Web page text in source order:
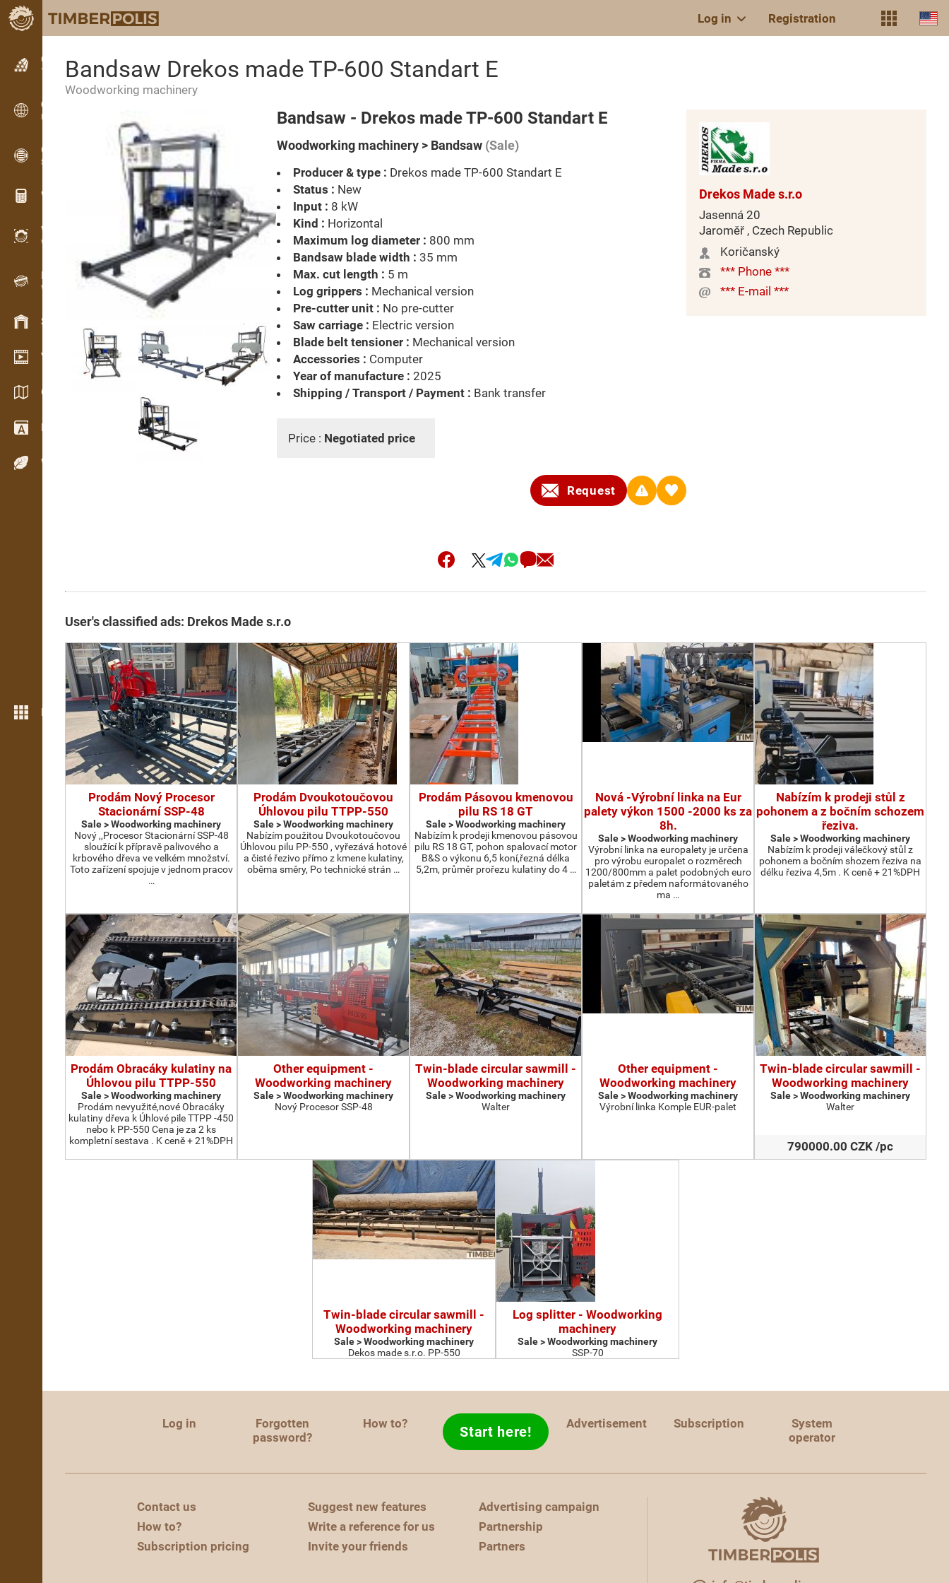
Log in Registration
Classifieds
Text classifieds
Classifieds
International classifieds
OPTI-TIMB
Sawing patterns
Wood calculators
WoodProfi
Wood volume with AI
Recorder
Wood inventory in the field
Stock management
Video showroom
Catalogs / Brochures
Dictionary
Wood Species
More features
Bandsaw Drekos made TP-600 Standart E
Woodworking machinery
Bandsaw - Drekos made TP-600 Standart E
Woodworking machinery > Bandsaw (Sale)
Producer & type : Drekos made TP-600 Standart E
Status : New
Input : 8 kW
Kind : Horizontal
Maximum log diameter : 800 mm
Bandsaw blade width : 35 mm
Max. cut length : 5 m
Log grippers : Mechanical version
Pre-cutter unit : No pre-cutter
Saw carriage : Electric version
Blade belt tensioner : Mechanical version
Accessories : Computer
Year of manufacture : 2025
Shipping / Transport / Payment : Bank transfer
Price : Negotiated price
Request
Drekos Made s.r.o
Jasenná 20
Jaroměř , Czech Republic
Koričanský
*** Phone ***
*** E-mail ***
User's classified ads: Drekos Made s.r.o
Prodám Nový Procesor
Stacionární SSP-48
Sale > Woodworking machinery
Nový ,,Procesor Stacionární SSP-48
sloužící k přípravě palivového a
krbového dřeva ve velkém množství.
Toto zařízení spojuje v jednom pracov
…
Prodám Dvoukotoučovou
Úhlovou pilu TTPP-550
Sale > Woodworking machinery
Nabízím použitou Dvoukotoučovou
Úhlovou pilu PP-550 , vyřezává hotové
a čisté řezivo přímo z kmene kulatiny,
oběma směry, Po technické strán …
Prodám Pásovou kmenovou
pilu RS 18 GT
Sale > Woodworking machinery
Nabízím k prodeji kmenovou pásovou
pilu RS 18 GT, pohon spalovací motor
B&S o výkonu 6,5 koní,řezná délka
5,2m, průměr prořezu kulatiny do 4 …
Nová -Výrobní linka na Eur
palety výkon 1500 -2000 ks za
8h.
Sale > Woodworking machinery
Výrobní linka na europalety je určena
pro výrobu europalet o rozměrech
1200/800mm a palet podobných euro
paletám z předem naformátovaného
ma …
Nabízím k prodeji stůl z
pohonem a z bočním schozem
řeziva.
Sale > Woodworking machinery
Nabízím k prodeji válečkový stůl z
pohonem a bočním shozem řeziva na
délku řeziva 4,5m . K ceně + 21%DPH
Prodám Obracáky kulatiny na
Úhlovou pilu TTPP-550
Sale > Woodworking machinery
Prodám nevyužité,nové Obracáky
kulatiny dřeva k Úhlové pile TTPP -450
nebo k PP-550 Cena je za 2 ks
kompletní sestava . K ceně + 21%DPH
Other equipment -
Woodworking machinery
Sale > Woodworking machinery
Nový Procesor SSP-48
Twin-blade circular sawmill -
Woodworking machinery
Sale > Woodworking machinery
Walter
Other equipment -
Woodworking machinery
Sale > Woodworking machinery
Výrobní linka Komple EUR-palet
Twin-blade circular sawmill -
Woodworking machinery
Sale > Woodworking machinery
Walter
790000.00 CZK /pc
Twin-blade circular sawmill -
Woodworking machinery
Sale > Woodworking machinery
Dekos made s.r.o. PP-550
Log splitter - Woodworking
machinery
Sale > Woodworking machinery
SSP-70
Log in
Forgotten
password?
How to? Start here! Advertisement Subscription
System
operator
Contact us
How to?
Subscription pricing
Suggest new features
Write a reference for us
Invite your friends
Advertising campaign
Partnership
Partners